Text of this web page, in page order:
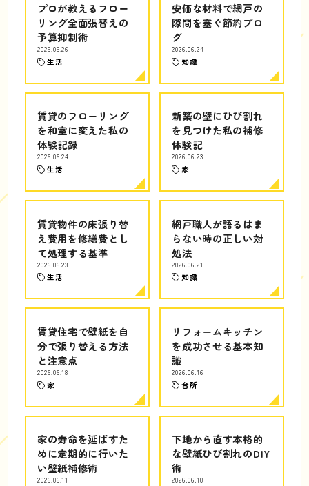
プロが教えるフロー
リング全面張替えの
予算抑制術
2026.06.26
生活
安価な材料で網戸の
隙間を塞ぐ節約ブロ
グ
2026.06.24
知識
賃貸のフローリング
を和室に変えた私の
体験記録
2026.06.24
生活
新築の壁にひび割れ
を見つけた私の補修
体験記
2026.06.23
家
賃貸物件の床張り替
え費用を修繕費とし
て処理する基準
2026.06.23
生活
網戸職人が語るはま
らない時の正しい対
処法
2026.06.21
知識
賃貸住宅で壁紙を自
分で張り替える方法
と注意点
2026.06.18
家
リフォームキッチン
を成功させる基本知
識
2026.06.16
台所
家の寿命を延ばすた
めに定期的に行いた
い壁紙補修術
2026.06.11
下地から直す本格的
な壁紙ひび割れのDIY
術
2026.06.10